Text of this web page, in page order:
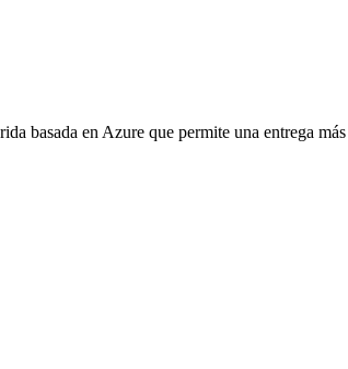
basada en Azure que permite una entrega